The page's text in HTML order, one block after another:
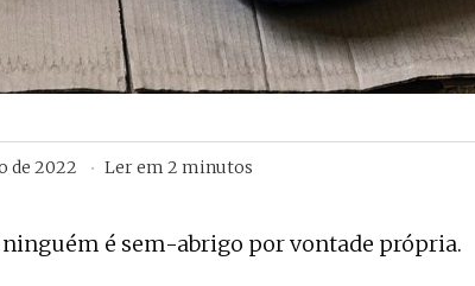
de 2022 Ler em 2 minutos
é sem-abrigo por vontade própria.